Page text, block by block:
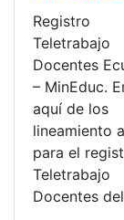
Registro
Teletrabajo
Docentes
– MinEduc.
aquí de los
lineamiento
para el
Teletrabajo
Docentes del